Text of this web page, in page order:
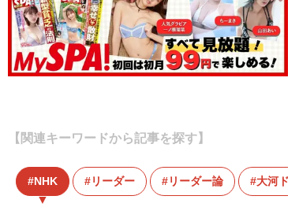
【関連キーワードから記事を探す】
NHK リーダー リーダー論 大河ドラ